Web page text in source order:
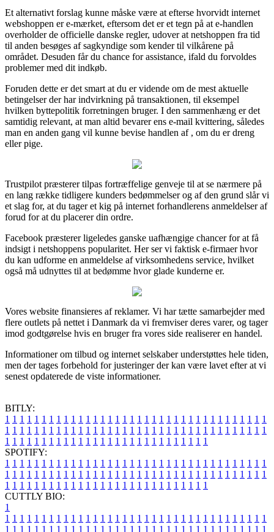
Et alternativt forslag kunne måske være at efterse hvorvidt internet
webshoppen er e-mærket, eftersom det er et tegn på at e-handlen
overholder de officielle danske regler, udover at netshoppen fra tid
til anden besøges af sagkyndige som kender til vilkårene på
området. Desuden får du chance for assistance, ifald du forvoldes
problemer med dit indkøb.
Foruden dette er det smart at du er vidende om de mest aktuelle
betingelser der har indvirkning på transaktionen, til eksempel
hvilken byttepolitik forretningen bruger. I den sammenhæng er det
samtidig relevant, at man altid bevarer ens e-mail kvittering, således
man en anden gang vil kunne bevise handlen af , om du er dreng
eller pige.
Trustpilot præsterer tilpas fortræffelige genveje til at se nærmere på
en lang række tidligere kunders bedømmelser og af den grund slår vi
et slag for, at du tager et kig på internet forhandlerens anmeldelser af
forud for at du placerer din ordre.
Facebook præsterer ligeledes ganske uafhængige chancer for at få
indsigt i netshoppens popularitet. Her ser vi faktisk e-firmaer hvor
du kan udforme en anmeldelse af virksomhedens service, hvilket
også må udnyttes til at bedømme hvor glade kunderne er.
Vores website finansieres af reklamer. Vi har tætte samarbejder med
flere outlets på nettet i Danmark da vi fremviser deres varer, og tager
imod godtgørelse hvis en bruger fra vores side realiserer en handel.
Informationer om tilbud og internet selskaber understøttes hele tiden,
men der tages forbehold for justeringer der kan være lavet efter at vi
senest opdaterede de viste informationer.
BITLY:
1 1 1 1 1 1 1 1 1 1 1 1 1 1 1 1 1 1 1 1 1 1 1 1 1 1 1 1 1 1 1 1 1 1 1 1
1 1 1 1 1 1 1 1 1 1 1 1 1 1 1 1 1 1 1 1 1 1 1 1 1 1 1 1 1 1 1 1 1 1 1 1
1 1 1 1 1 1 1 1 1 1 1 1 1 1 1 1 1 1 1 1 1 1 1 1 1 1 1 1
SPOTIFY:
1 1 1 1 1 1 1 1 1 1 1 1 1 1 1 1 1 1 1 1 1 1 1 1 1 1 1 1 1 1 1 1 1 1 1 1
1 1 1 1 1 1 1 1 1 1 1 1 1 1 1 1 1 1 1 1 1 1 1 1 1 1 1 1 1 1 1 1 1 1 1 1
1 1 1 1 1 1 1 1 1 1 1 1 1 1 1 1 1 1 1 1 1 1 1 1 1 1 1 1
CUTTLY BIO:
1
1 1 1 1 1 1 1 1 1 1 1 1 1 1 1 1 1 1 1 1 1 1 1 1 1 1 1 1 1 1 1 1 1 1 1 1
1 1 1 1 1 1 1 1 1 1 1 1 1 1 1 1 1 1 1 1 1 1 1 1 1 1 1 1 1 1 1 1 1 1 1 1